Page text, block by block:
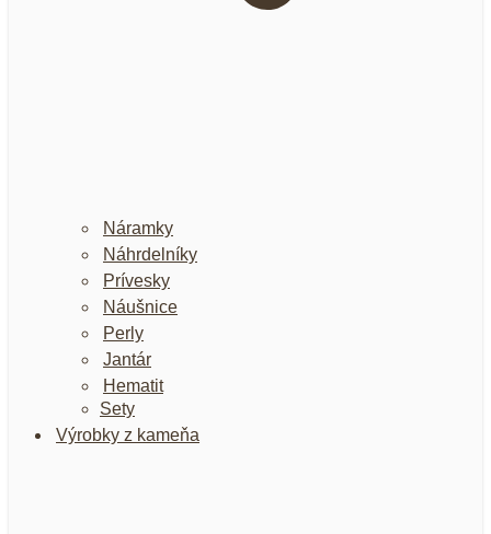
Náramky
Náhrdelníky
Prívesky
Náušnice
Perly
Jantár
Hematit
Sety
Výrobky z kameňa